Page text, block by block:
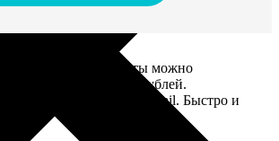
сертификаты можно
от 1 000 до 25 000 рублей.
отправить по e-mail. Быстро и